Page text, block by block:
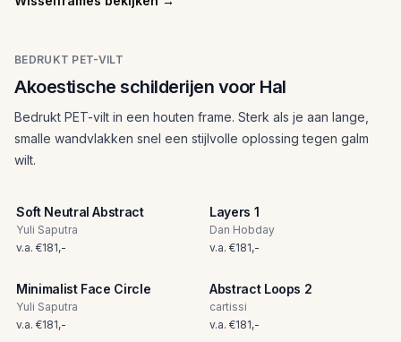
BEDRUKT PET-VILT
Akoestische schilderijen voor Hal
Bedrukt PET-vilt in een houten frame. Sterk als je aan lange,
smalle wandvlakken snel een stijlvolle oplossing tegen galm
wilt.
Soft Neutral Abstract
Yuli Saputra
v.a. €181,-
Layers 1
Dan Hobday
v.a. €181,-
Minimalist Face Circle
Yuli Saputra
v.a. €181,-
Abstract Loops 2
cartissi
v.a. €181,-